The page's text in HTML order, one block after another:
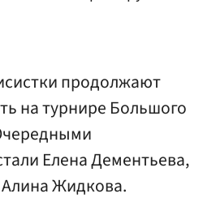
продолжают
на турнире Большого
Елена Дементьева,
Жидкова.